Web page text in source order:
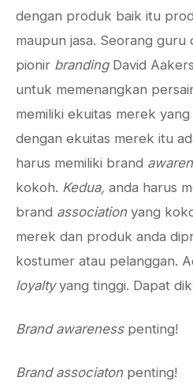
dengan produk baik itu
maupun jasa. Seorang guru
pionir brandingDavid
untuk memenangkan
memiliki ekuitas merek
dengan ekuitas merek itu
harus memiliki brand
kokoh. Kedua, anda harus
brand association yang
merek dan produk anda
kostumer atau pelanggan.
loyaltyyang tinggi. Dapat
Brand awareness penting!
Brand associaton penting!